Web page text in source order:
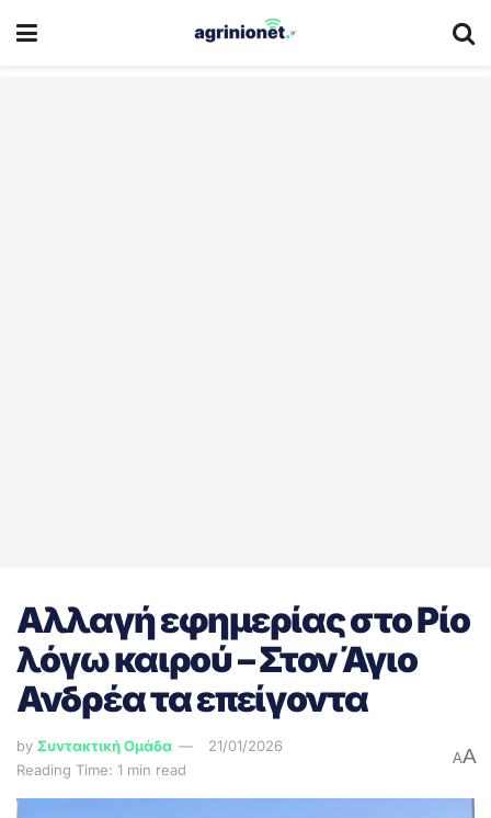
Αλλαγή εφημερίας στο Ρίο
λόγω καιρού – Στον Άγιο
Ανδρέα τα επείγοντα
by Συντακτική Ομάδα
21/01/2026
Reading Time: 1 min read
AA